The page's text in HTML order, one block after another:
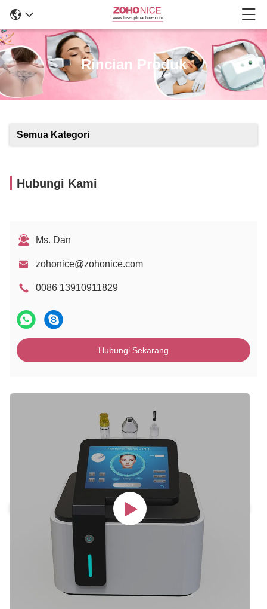
Rincian Produk
Semua Kategori
Hubungi Kami
Ms. Dan
zohonice@zohonice.com
0086 13910911829
Hubungi Sekarang